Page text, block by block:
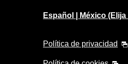
Español | México
Política de privacidad